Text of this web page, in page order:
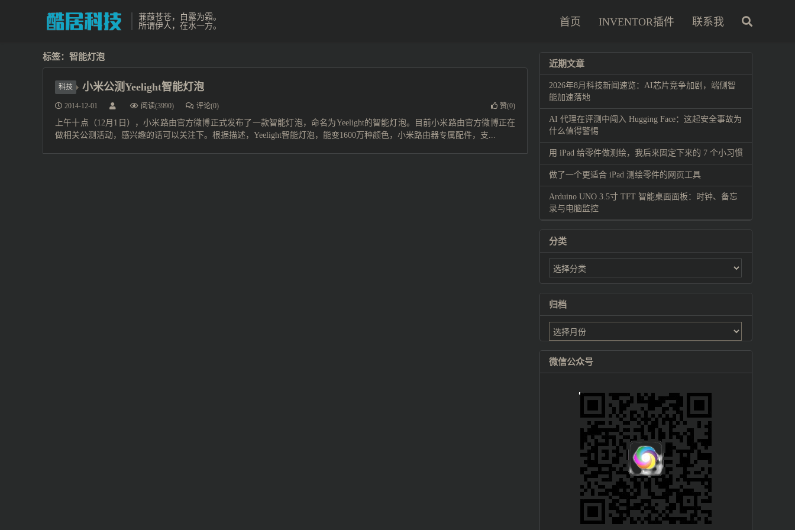
蒹葭苍苍，白露为霜。
所谓伊人，在水一方。
首页 INVENTOR插件 联系我
标签：智能灯泡
科技 小米公测Yeelight智能灯泡
2014-12-01 阅读(3990) 评论(0) 赞(0)
上午十点（12月1日），小米路由官方微博正式发布了一款智能灯泡，命名为Yeelight的智能灯泡。目前小米路由官方微博正在
做相关公测活动，感兴趣的话可以关注下。根据描述，Yeelight智能灯泡，能变1600万种颜色，小米路由器专属配件，支...
近期文章
2026年8月科技新闻速览：AI芯片竞争加剧，端侧智
能加速落地
AI 代理在评测中闯入 Hugging Face：这起安全事故为
什么值得警惕
用 iPad 给零件做测绘，我后来固定下来的 7 个小习惯
做了一个更适合 iPad 测绘零件的网页工具
Arduino UNO 3.5寸 TFT 智能桌面面板：时钟、备忘
录与电脑监控
分类
归档
微信公众号